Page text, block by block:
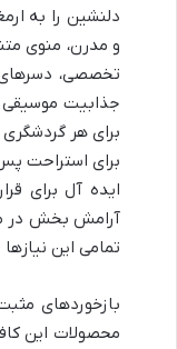
دلنشین را به
و مدرن، منوی
تخصصی،
جذابیت موسیقی
برای هر
برای استراحت
ایده آل برای
آرامش بخش در
تمامی این
بازخوردهای
محصولات این